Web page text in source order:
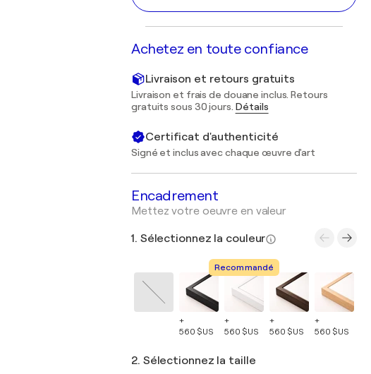
Achetez en toute confiance
Livraison et retours gratuits
Livraison et frais de douane inclus. Retours
gratuits sous 30 jours. Détails
Certificat d'authenticité
Signé et inclus avec chaque œuvre d'art
Encadrement
Mettez votre oeuvre en valeur
1. Sélectionnez la couleur
+
560 $US
Recommandé
+
560 $US
+
560 $US
+
560 $US
2. Sélectionnez la taille